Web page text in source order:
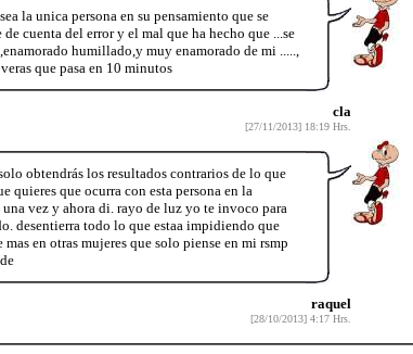
la unica persona en su pensamiento que se
cuenta del error y el mal que ha hecho que ...se
humillado,y muy enamorado de mi .....,
que pasa en 10 minutos
cla
[27/11/2013] 18:19 Hrs.
obtendrás los resultados contrarios de lo que
quieres que ocurra con esta persona en la
vez y ahora di. rayo de luz yo te invoco para
desentierra todo lo que estaa impidiendo que
en otras mujeres que solo piense en mi rsmp
raquel
[28/10/2013] 4:17 Hrs.